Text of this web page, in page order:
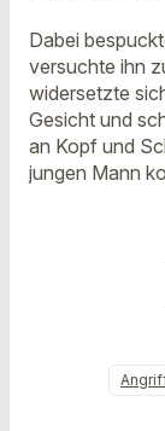
Dabei
versuchte ihn
widersetzte
Gesicht und
an Kopf und
jungen Mann